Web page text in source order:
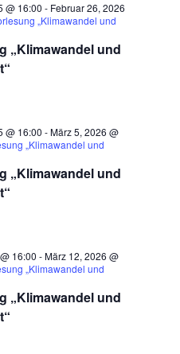
„Klimawandel und
@ 16:00 - Februar 26, 2026
„Klimawandel und
„Klimawandel und
@ 16:00 -März 5, 2026 @
„Klimawandel und
„Klimawandel und
16:00 -März 12, 2026 @
„Klimawandel und